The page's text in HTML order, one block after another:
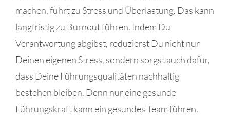
machen, führt zu Stress und Überlastung. Das kann
langfristig zu Burnout führen. Indem Du
Verantwortung abgibst, reduzierst Du nicht nur
Deinen eigenen Stress, sondern sorgst auch dafür,
dass Deine Führungsqualitäten nachhaltig
bestehen bleiben. Denn nur eine gesunde
Führungskraft kann ein gesundes Team führen.